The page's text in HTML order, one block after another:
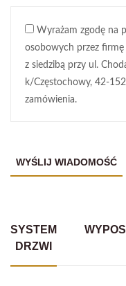
Wyrażam zgodę na
osobowych przez
z siedzibą przy ul.
k/Częstochowy, 42-
zamówienia.
SYSTEM
DRZWI